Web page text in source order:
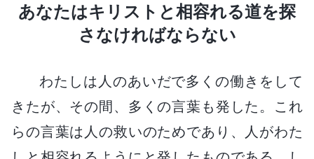
あなたはキリストと相容れる道を探
さなければならない
わたしは人のあいだで多くの働きをして
きたが、その間、多くの言葉も発した。これ
らの言葉は人の救いのためであり、人がわた